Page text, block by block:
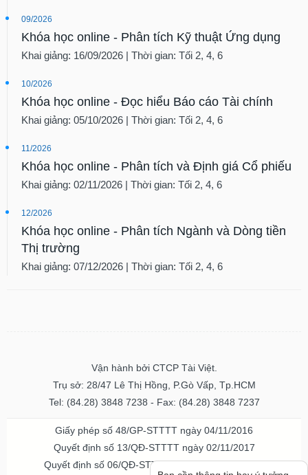
09/2026
Khóa học online - Phân tích Kỹ thuật Ứng dụng
Khai giảng: 16/09/2026 | Thời gian: Tối 2, 4, 6
10/2026
Khóa học online - Đọc hiểu Báo cáo Tài chính
Khai giảng: 05/10/2026 | Thời gian: Tối 2, 4, 6
11/2026
Khóa học online - Phân tích và Định giá Cổ phiếu
Khai giảng: 02/11/2026 | Thời gian: Tối 2, 4, 6
12/2026
Khóa học online - Phân tích Ngành và Dòng tiền
Thị trường
Khai giảng: 07/12/2026 | Thời gian: Tối 2, 4, 6
Vận hành bởi CTCP Tài Việt.
Trụ sở: 28/47 Lê Thị Hồng, P.Gò Vấp, Tp.HCM
Tel: (84.28) 3848 7238 - Fax: (84.28) 3848 7237
Giấy phép số 48/GP-STTTT ngày 04/11/2016
Quyết định số 13/QĐ-STTTT ngày 02/11/2017
Quyết định số 06/QĐ-STTTT-ICP ngày 20/07/2023